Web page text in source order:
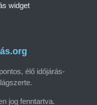
élő időjárás-
jog fenntartva.
widget